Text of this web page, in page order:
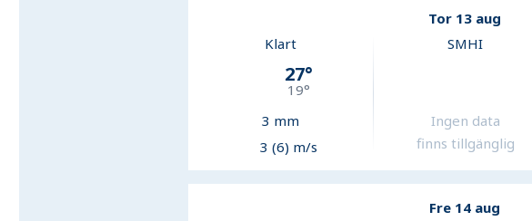
Tor 13 aug
Klart
27°
19°
3 mm
3 (6) m/s
SMHI
Ingen data
finns tillgänglig
Fre 14 aug